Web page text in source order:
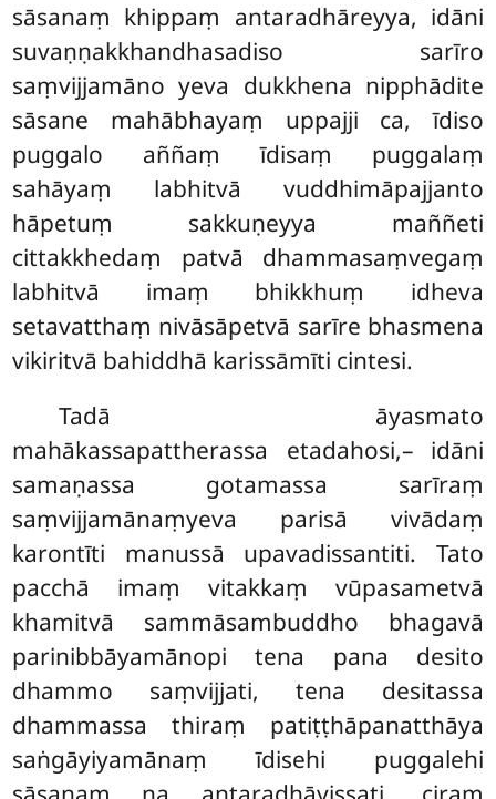
sāsanaṃ khippaṃ antaradhāreyya, idāni
suvaṇṇakkhandhasadiso sarīro
saṃvijjamānoyeva dukkhena nipphādite
sāsane mahābhayaṃ uppajji ca, īdiso
puggalo aññaṃ īdisaṃ puggalaṃ
sahāyaṃ labhitvā vuddhimāpajjanto
hāpetuṃ sakkuṇeyya maññeti
cittakkhedaṃ patvā dhammasaṃvegaṃ
labhitvā imaṃ bhikkhuṃ idheva
setavatthaṃ nivāsāpetvā sarīre bhasmena
vikiritvā bahiddhā karissāmīti cintesi.
Tadā āyasmato
mahākassapattherassa etadahosi,– idāni
samaṇassa gotamassa sarīraṃ
saṃvijjamānaṃyeva parisā vivādaṃ
karontīti manussā upavadissantiti. Tato
pacchā imaṃ vitakkaṃ vūpasametvā
khamitvā sammāsambuddho bhagavā
parinibbāyamānopi tena pana desito
dhammo saṃvijjati, tena desitassa
dhammassa thiraṃ patiṭṭhāpanatthāya
saṅgāyiyamānaṃ īdisehi puggalehi